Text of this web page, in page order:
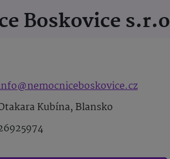
Boskovice s.r.o
Kubína, Blansko